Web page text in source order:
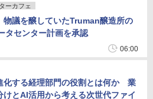
ーカフェ
物議を醸していたTruman醸造所の
タセンター計画を承認
06:00
化する経理部門の役割とは何か 業
けとAI活用から考える次世代ファイ